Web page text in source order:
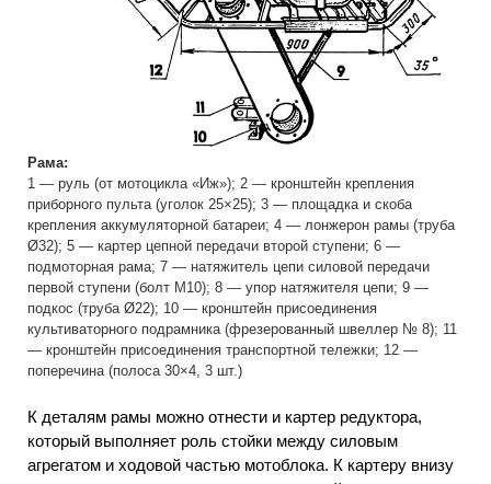
Рама:
1 — руль (от мотоцикла «Иж»); 2 — кронштейн крепления
приборного пульта (уголок 25×25); 3 — площадка и скоба
крепления аккумуляторной батареи; 4 — лонжерон рамы (труба
Ø32); 5 — картер цепной передачи второй ступени; 6 —
подмоторная рама; 7 — натяжитель цепи силовой передачи
первой ступени (болт М10); 8 — упор натяжителя цепи; 9 —
подкос (труба Ø22); 10 — кронштейн присоединения
культиваторного подрамника (фрезерованный швеллер № 8); 11
— кронштейн присоединения транспортной тележки; 12 —
поперечина (полоса 30×4, 3 шт.)
К деталям рамы можно отнести и картер редуктора,
который выполняет роль стойки между силовым
агрегатом и ходовой частью мотоблока. К картеру внизу